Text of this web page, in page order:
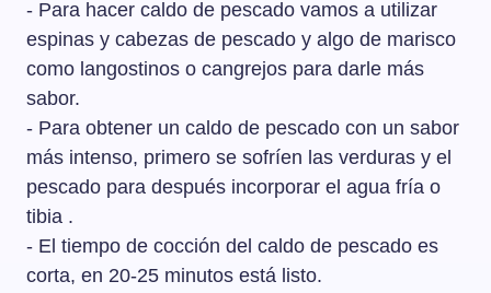
- Para hacer caldo de pescado vamos a utilizar
espinas y cabezas de pescado y algo de marisco
como langostinos o cangrejos para darle más
sabor.
- Para obtener un caldo de pescado con un sabor
más intenso, primero se sofríen las verduras y el
pescado para después incorporar el agua fría o
tibia .
- El tiempo de cocción del caldo de pescado es
corta, en 20-25 minutos está listo.